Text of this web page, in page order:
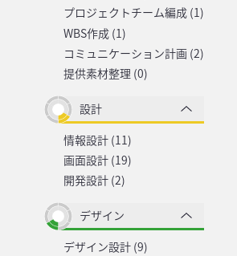
プロジェクトチーム編成 (1)
WBS作成 (1)
コミュニケーション計画 (2)
提供素材整理 (0)
設計
情報設計 (11)
画面設計 (19)
開発設計 (2)
デザイン
デザイン設計 (9)